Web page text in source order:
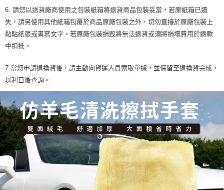
6. 請您以送貨廠商使用之包裝紙箱將退貨商品包裝妥當，若原紙箱已遺
失，請另使用其他紙箱包覆於商品原廠包裝之外，切勿直接於原廠包裝上
黏貼紙張或書寫文字。若原廠包裝損毀將無法退貨或須將損壞費用於退款
中扣抵。
7.當您申請退換貨後，請主動向貨運人員索取單據，並保留至退換貨完成，
以利日後查詢。